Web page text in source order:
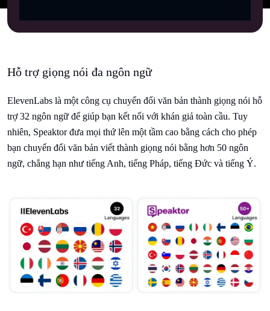
Hỗ trợ giọng nói đa ngôn ngữ
ElevenLabs là một công cụ chuyển đổi văn bản thành giọng nói hỗ
trợ 32 ngôn ngữ để giúp bạn kết nối với khán giả toàn cầu. Tuy
nhiên, Speaktor đưa mọi thứ lên một tầm cao bằng cách cho phép
bạn chuyển đổi văn bản viết thành giọng nói bằng hơn 50 ngôn
ngữ, chẳng hạn như tiếng Anh, tiếng Pháp, tiếng Đức và tiếng Ý.